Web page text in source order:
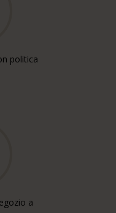
politica
a